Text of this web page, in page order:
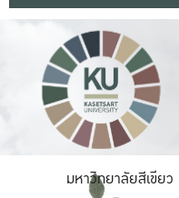
มหาวิทยาลัยสีเขียว